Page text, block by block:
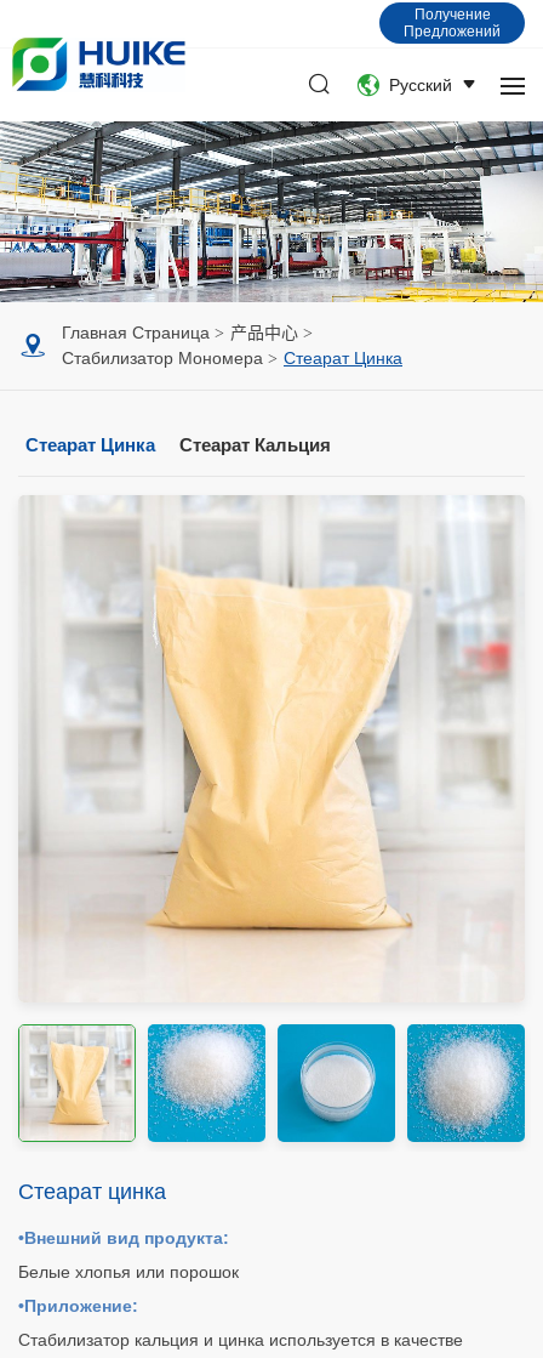
Получение
Предложений
Русский
Главная Страница
产品中心
Стабилизатор Мономера
Стеарат Цинка
Стеарат Цинка Стеарат Кальция
Стеарат цинка
•Внешний вид продукта:
Белые хлопья или порошок
•Приложение:
Стабилизатор кальция и цинка используется в качестве